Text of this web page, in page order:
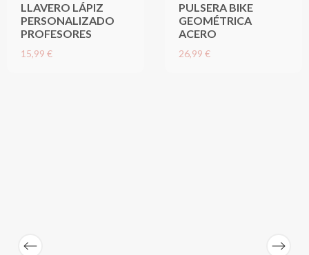
LLAVERO LÁPIZ
PERSONALIZADO
PROFESORES
15,99 €
PULSERA BIKE
GEOMÉTRICA
ACERO
26,99 €